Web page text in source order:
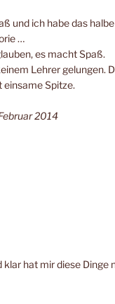
und ich habe das
…
es macht Spaß.
Lehrer gelungen.
einsame Spitze.
2014
hat mir diese Dinge